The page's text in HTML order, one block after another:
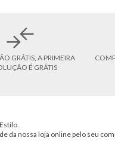
GRÁTIS, A PRIMEIRA
É GRÁTIS
da nossa loja online pelo seu